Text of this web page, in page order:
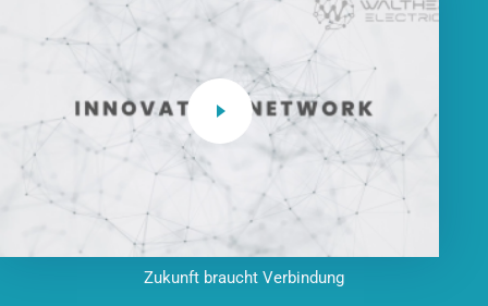
Zukunft braucht Verbindung